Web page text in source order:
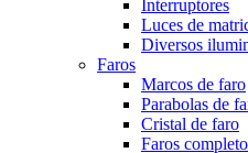
Interruptores
Luces de
Diversos
Faros
Marcos de faro
Parabolas de
Cristal de faro
Faros